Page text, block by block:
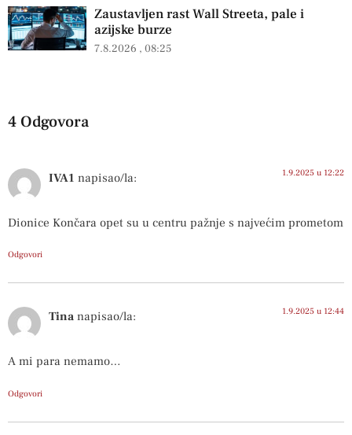
Zaustavljen rast Wall Streeta, pale i
azijske burze
7.8.2026 08:25
4 Odgovora
IVA1 napisao/la: 1.9.2025 u 12:22
Dionice Končara opet su u centru pažnje s najvećim prometom
Odgovori
Tina napisao/la: 1.9.2025 u 12:44
A mi para nemamo…
Odgovori